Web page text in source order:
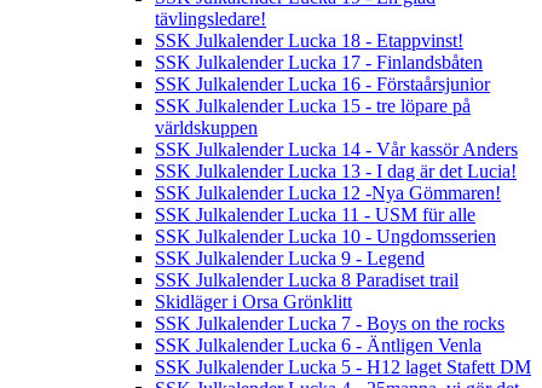
tävlingsledare!
SSK Julkalender Lucka 18 - Etappvinst!
SSK Julkalender Lucka 17 - Finlandsbåten
SSK Julkalender Lucka 16 - Förstaårsjunior
SSK Julkalender Lucka 15 - tre löpare på
världskuppen
SSK Julkalender Lucka 14 - Vår kassör Anders
SSK Julkalender Lucka 13 - I dag är det Lucia!
SSK Julkalender Lucka 12 -Nya Gömmaren!
SSK Julkalender Lucka 11 - USM für alle
SSK Julkalender Lucka 10 - Ungdomsserien
SSK Julkalender Lucka 9 - Legend
SSK Julkalender Lucka 8 Paradiset trail
Skidläger i Orsa Grönklitt
SSK Julkalender Lucka 7 - Boys on the rocks
SSK Julkalender Lucka 6 - Äntligen Venla
SSK Julkalender Lucka 5 - H12 laget Stafett DM